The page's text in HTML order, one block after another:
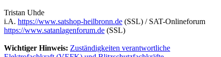
Tristan Uhde
i.A. https://www.satshop-heilbronn.de (SSL) / SAT-Onlineforum
https://www.satanlagenforum.de (SSL)
Wichtiger Hinweis: Zuständigkeiten verantwortliche